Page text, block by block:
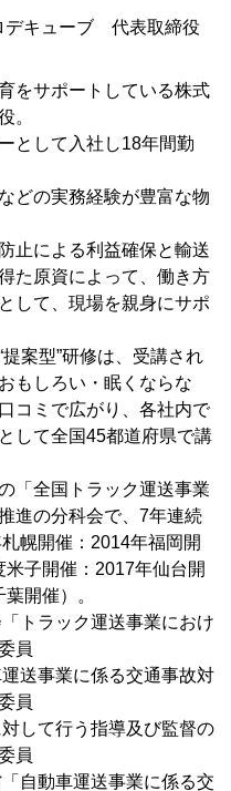
デキューブ 代表取締役
をサポートしている株式
。
として入社し18年間勤
どの実務経験が豊富な物
止による利益確保と輸送
た原資によって、働き方
して、現場を親身にサポ
案型”研修は、受講され
もしろい・眠くならな
コミで広がり、各社内で
して全国45都道府県で講
「全国トラック運送事業
進の分科会で、7年連続
幌開催：2014年福岡開
子開催：2017年仙台開
開催）。
トラック運送事業におけ
員
送事業に係る交通事故対
員
して行う指導及び監督の
員
自動車運送事業に係る交